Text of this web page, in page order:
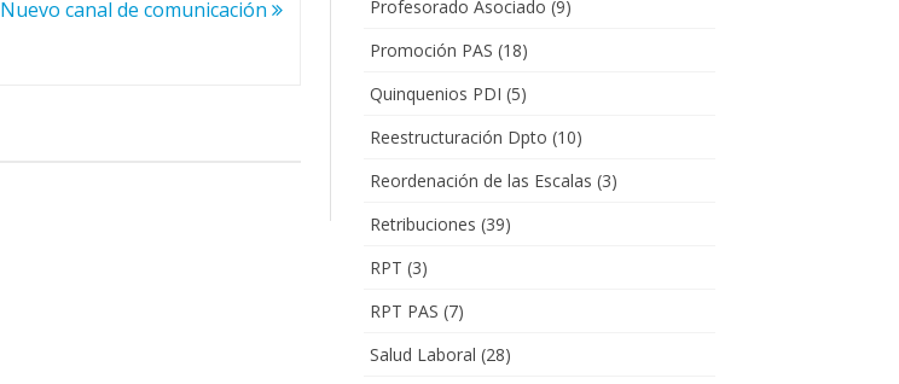
Nuevo canal de comunicación
Profesorado Asociado (9)
Promoción PAS (18)
Quinquenios PDI (5)
Reestructuración Dpto (10)
Reordenación de las Escalas (3)
Retribuciones (39)
RPT (3)
RPT PAS (7)
Salud Laboral (28)